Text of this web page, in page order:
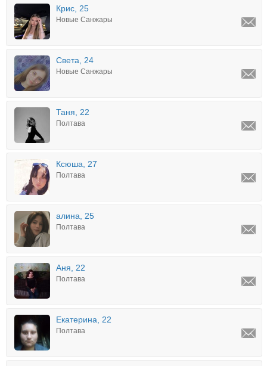
Крис, 25
Новые Санжары
Света, 24
Новые Санжары
Таня, 22
Полтава
Ксюша, 27
Полтава
алина, 25
Полтава
Аня, 22
Полтава
Екатерина, 22
Полтава